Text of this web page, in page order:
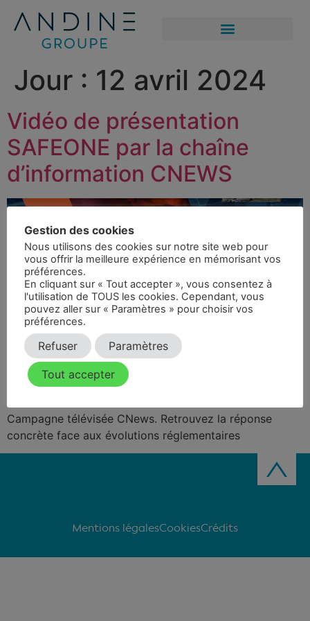
Jour : 12 avril 2024
Vidéo de présentation
SAFEONE par la chaîne
d’information CNEWS
Campagne télévisée CNews. Retrouvez la réponse
concrète face aux évolutions réglementaires
Mentions légalesCookiesCrédits
Gestion des cookies
Nous utilisons des cookies sur notre site web pour
vous offrir la meilleure expérience en mémorisant vos
préférences.
En cliquant sur « Tout accepter », vous consentez à
l'utilisation de TOUS les cookies. Cependant, vous
pouvez aller sur « Paramètres » pour choisir vos
préférences.
Refuser Paramètres
Tout accepter